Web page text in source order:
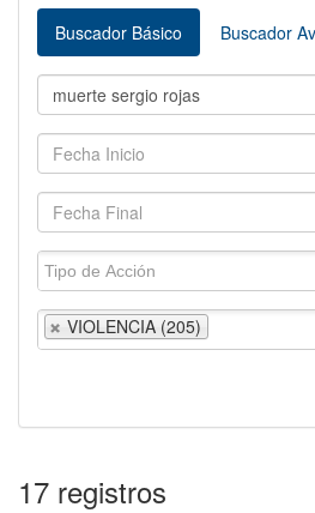
Buscador Básico Buscador
VIOLENCIA (205)
17 registros